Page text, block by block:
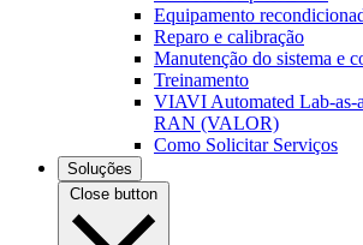
Equipamento
Reparo e calibração
Manutenção do sistema e
Treinamento
VIAVI Automated Lab-as-
RAN (VALOR)
Como Solicitar Serviços
Soluções
Close button